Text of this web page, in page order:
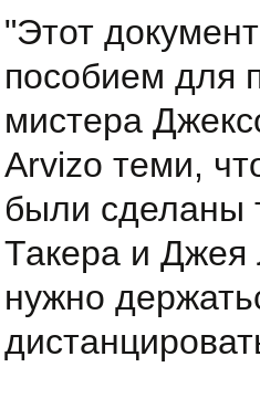
"Этот
пособием для
мистера
Arvizo теми,
были сделаны
Такера и Джея
нужно